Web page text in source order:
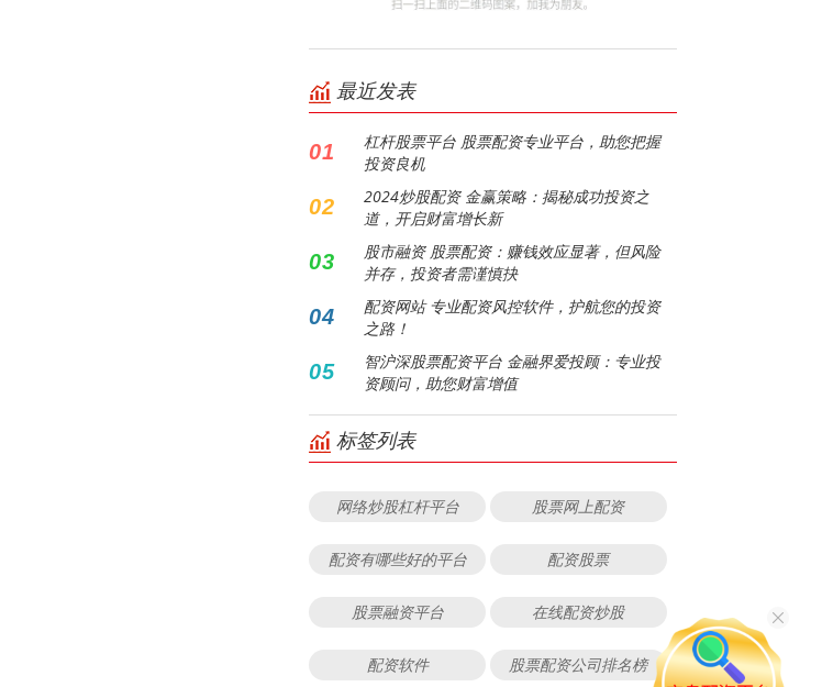
最近发表
01
杠杆股票平台 股票配资专业平台，助您把握
投资良机
02
2024炒股配资 金赢策略：揭秘成功投资之
道，开启财富增长新
03
股市融资 股票配资：赚钱效应显著，但风险
并存，投资者需谨慎抉
04
配资网站 专业配资风控软件，护航您的投资
之路！
05
智沪深股票配资平台 金融界爱投顾：专业投
资顾问，助您财富增值
标签列表
网络炒股杠杆平台 股票网上配资
配资有哪些好的平台 配资股票
股票融资平台 在线配资炒股
配资软件 股票配资公司排名榜